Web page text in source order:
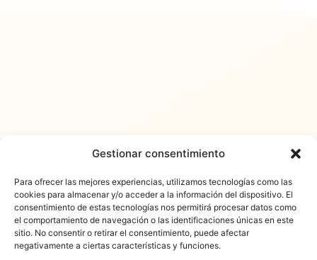
Gestionar consentimiento
Para ofrecer las mejores experiencias, utilizamos tecnologías como las
cookies para almacenar y/o acceder a la información del dispositivo. El
consentimiento de estas tecnologías nos permitirá procesar datos como
el comportamiento de navegación o las identificaciones únicas en este
sitio. No consentir o retirar el consentimiento, puede afectar
negativamente a ciertas características y funciones.
𐓏FlashActual